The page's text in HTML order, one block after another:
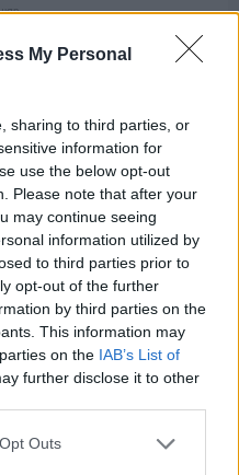
My Personal
sharing to third parties, or
information for
use the below opt-out
Please note that after your
may continue seeing
information utilized by
to third parties prior to
opt-out of the further
by third parties on the
This information may
on the IAB’s List of
further disclose it to other
Outs
προτάσεις του